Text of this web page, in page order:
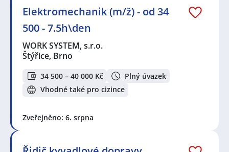
Elektromechanik (m/ž) - od 34
500 - 7.5h\den
WORK SYSTEM, s.r.o.
Štýřice, Brno
34 500 – 40 000 Kč
Plný úvazek
Vhodné také pro cizince
Zveřejněno: 6. srpna